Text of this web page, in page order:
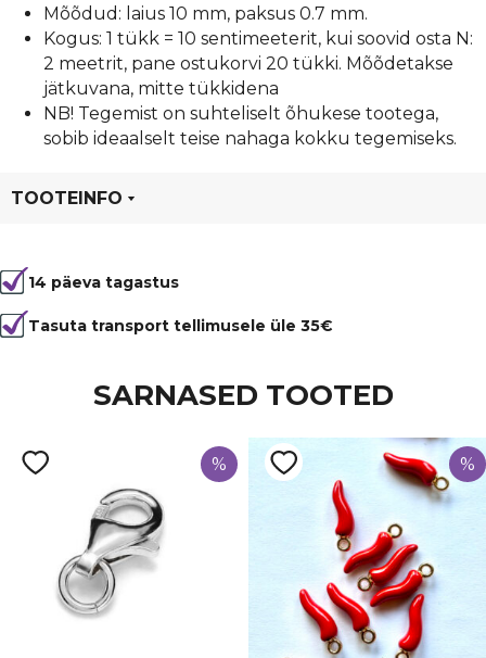
Mõõdud: laius 10 mm, paksus 0.7 mm.
Kogus: 1 tükk = 10 sentimeeterit, kui soovid osta N:
2 meetrit, pane ostukorvi 20 tükki. Mõõdetakse
jätkuvana, mitte tükkidena
NB! Tegemist on suhteliselt õhukese tootega,
sobib ideaalselt teise nahaga kokku tegemiseks.
TOOTEINFO
Värvus
Kuldne
Laius
10 mm
14 päeva tagastus
Tasuta transport tellimusele üle 35€
SARNASED TOOTED
% %